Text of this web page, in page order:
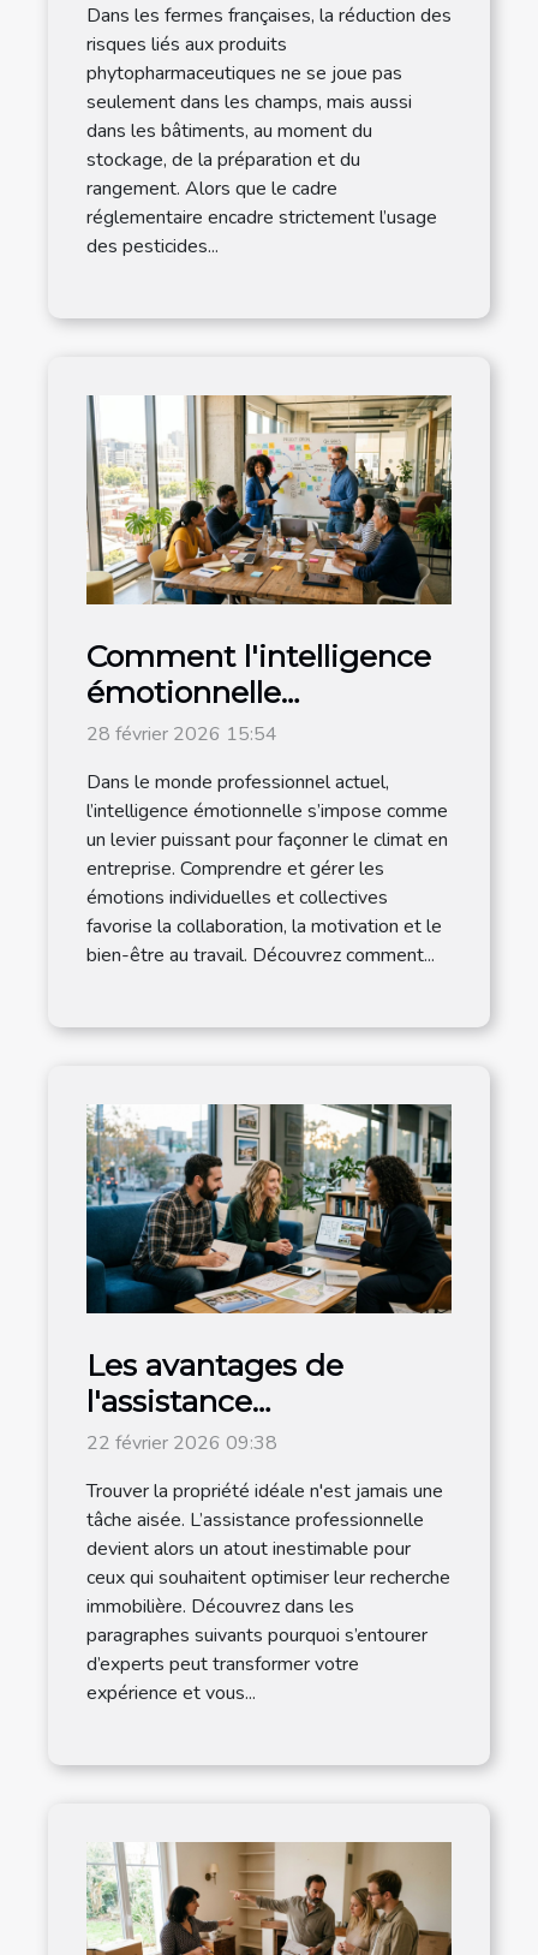
agriculteurs
responsables
Dans les fermes françaises, la réduction des
risques liés aux produits
phytopharmaceutiques ne se joue pas
seulement dans les champs, mais aussi
dans les bâtiments, au moment du
stockage, de la préparation et du
rangement. Alors que le cadre
réglementaire encadre strictement l’usage
des pesticides...
Comment l'intelligence
émotionnelle
transforme-t-elle le
climat en entreprise ?
28 février 2026 15:54
Dans le monde professionnel actuel,
l’intelligence émotionnelle s’impose comme
un levier puissant pour façonner le climat en
entreprise. Comprendre et gérer les
émotions individuelles et collectives
favorise la collaboration, la motivation et le
bien-être au travail. Découvrez comment...
Les avantages de
l'assistance
professionnelle dans la
recherche de propriétés
22 février 2026 09:38
Trouver la propriété idéale n'est jamais une
tâche aisée. L’assistance professionnelle
devient alors un atout inestimable pour
ceux qui souhaitent optimiser leur recherche
immobilière. Découvrez dans les
paragraphes suivants pourquoi s’entourer
d’experts peut transformer votre
expérience et vous...